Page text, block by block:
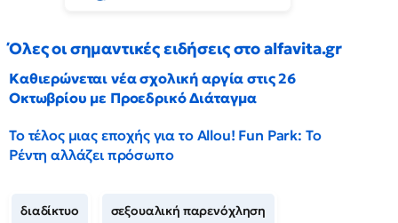
Όλες οι σημαντικές ειδήσεις στο alfavita.gr
Καθιερώνεται νέα σχολική αργία στις 26
Οκτωβρίου με Προεδρικό Διάταγμα
Το τέλος μιας εποχής για το Allou! Fun Park: Το
Ρέντη αλλάζει πρόσωπο
διαδίκτυο σεξουαλική παρενόχληση